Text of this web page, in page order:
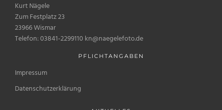
Kurt Nägele
Zum Festplatz 23
23966 Wismar
Telefon: 03841-2299110 kn@naegelefoto.de
PFLICHTANGABEN
Impressum
Datenschutzerklärung